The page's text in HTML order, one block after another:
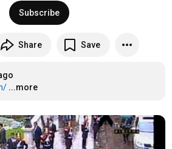
Subscribe
Share Save
...more